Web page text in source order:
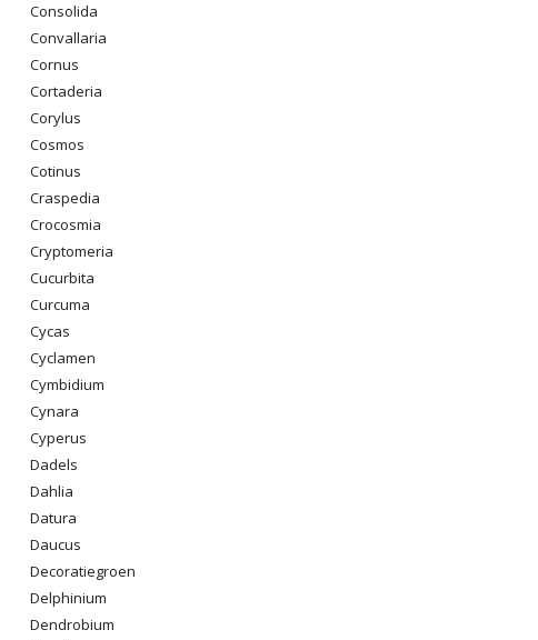
Consolida
Convallaria
Cornus
Cortaderia
Corylus
Cosmos
Cotinus
Craspedia
Crocosmia
Cryptomeria
Cucurbita
Curcuma
Cycas
Cyclamen
Cymbidium
Cynara
Cyperus
Dadels
Dahlia
Datura
Daucus
Decoratiegroen
Delphinium
Dendrobium